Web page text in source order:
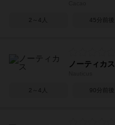
2～4人 45分前後
ノーティカス
2～4人 90分前後